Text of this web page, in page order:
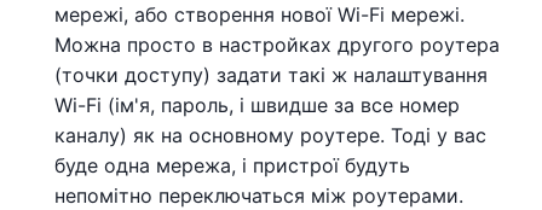
мережі, або створення нової Wi-Fi мережі.
Можна просто в настройках другого роутера
(точки доступу) задати такі ж налаштування
Wi-Fi (ім'я, пароль, і швидше за все номер
каналу) як на основному роутере. Тоді у вас
буде одна мережа, і пристрої будуть
непомітно переключаться між роутерами.